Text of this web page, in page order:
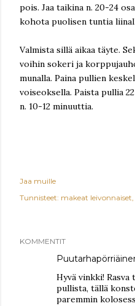
pois. Jaa taikina n. 20-24
kohota puolisen tuntia
Valmista sillä aikaa täyte.
voihin sokeri ja
munalla. Paina pullien
voiseoksella. Paista pullia
n. 10-12 minuuttia.
Jaa muille
Tunnisteet: makeat leivonnaiset
KOMMENTIT
Hyvä vinkki! Rasva
pullista, tällä
paremmin